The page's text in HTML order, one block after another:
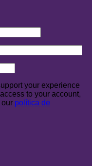
your experience
to your account,
our política de